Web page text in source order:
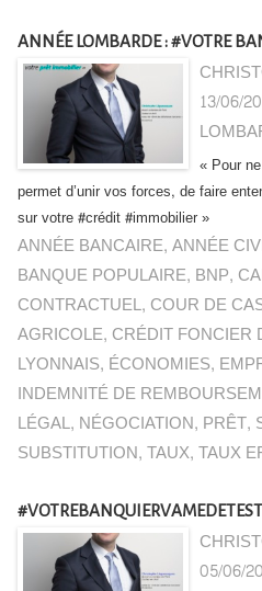
ANNÉE LOMBARDE : #VOTRE
13/06/
« Pour
permet d’unir vos forces, de faire
sur votre #crédit #immobilier »
ANNÉE BANCAIRE,ANNÉE
BANQUE POPULAIRE, BNP,
CONTRACTUEL, COUR DE
AGRICOLE, CRÉDIT FONCIER
LYONNAIS, ÉCONOMIES,
INDEMNITÉ DE
LÉGAL, NÉGOCIATION, PRÊT,
SUBSTITUTION,TAUX,TAUX
05/06/